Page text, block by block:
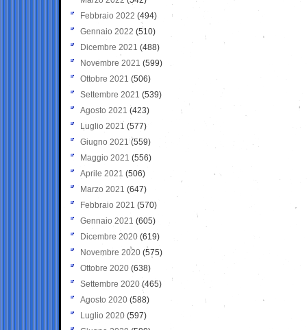
Febbraio 2022 (494)
Gennaio 2022 (510)
Dicembre 2021 (488)
Novembre 2021 (599)
Ottobre 2021 (506)
Settembre 2021 (539)
Agosto 2021 (423)
Luglio 2021 (577)
Giugno 2021(559)
Maggio 2021 (556)
Aprile 2021 (506)
Marzo 2021 (647)
Febbraio 2021 (570)
Gennaio 2021 (605)
Dicembre 2020 (619)
Novembre 2020 (575)
Ottobre 2020 (638)
Settembre 2020(465)
Agosto 2020 (588)
Luglio 2020 (597)